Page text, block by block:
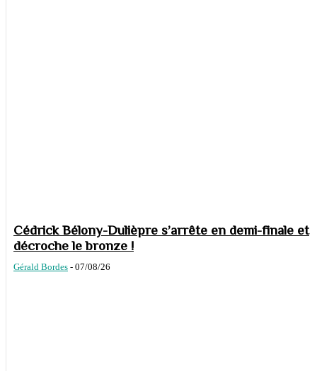
Cédrick Bélony-Dulièpre s’arrête en demi-finale et
décroche le bronze !
Gérald Bordes - 07/08/26